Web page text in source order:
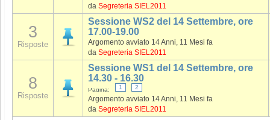
da Segreteria SIEL2011
3
Risposte
Sessione WS2 del 14 Settembre, ore
17.00-19.00
Argomento avviato 14 Anni, 11 Mesi fa
da Segreteria SIEL2011
8
Risposte
Sessione WS1 del 14 Settembre, ore
14.30 - 16.30
Pagina: 1 2
Argomento avviato 14 Anni, 11 Mesi fa
da Segreteria SIEL2011